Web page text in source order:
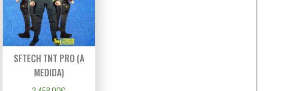
SFTECH TNT PRO (A
MEDIDA)